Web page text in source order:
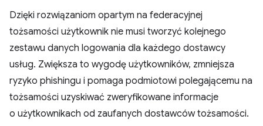
Dzięki rozwiązaniom opartym na federacyjnej
tożsamości użytkownik nie musi tworzyć kolejnego
zestawu danych logowania dla każdego dostawcy
usług. Zwiększa to wygodę użytkowników, zmniejsza
ryzyko phishingu i pomaga podmiotowi polegającemu na
tożsamości uzyskiwać zweryfikowane informacje
o użytkownikach od zaufanych dostawców tożsamości.